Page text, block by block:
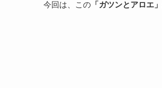
今回は、この 「ガツンとアロエ」